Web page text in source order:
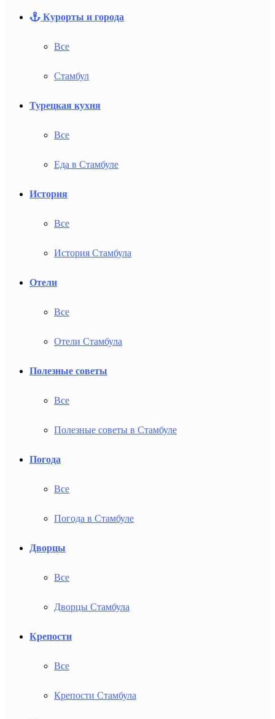
Курорты и города
Все
Стамбул
Турецкая кухня
Все
Еда в Стамбуле
История
Все
История Стамбула
Отели
Все
Отели Стамбула
Полезные советы
Все
Полезные советы в Стамбуле
Погода
Все
Погода в Стамбуле
Дворцы
Все
Дворцы Стамбула
Крепости
Все
Крепости Стамбула